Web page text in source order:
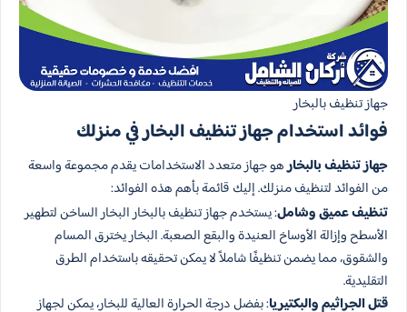
جهاز تنظيف بالبخار​
فوائد استخدام جهاز تنظيف البخار في منزلك
جهاز تنظيف بالبخارهو جهاز متعدد الاستخدامات يقدم مجموعة واسعة
من الفوائد لتنظيف منزلك. إليك قائمة بأهم هذه الفوائد:
تنظيف عميق وشامل: يستخدم جهاز تنظيف بالبخار البخار الساخن لتطهير
الأسطح وإزالة الأوساخ العنيدة والبقع الصعبة. البخار يخترق المسام
والشقوق، مما يضمن تنظيفًا شاملاً لا يمكن تحقيقه باستخدام الطرق
التقليدية.
قتل الجراثيم والبكتيريا: بفضل درجة الحرارة العالية للبخار، يمكن لجهاز